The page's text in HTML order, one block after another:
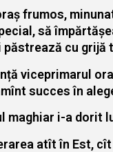
frumos,
să
cu grijă
viceprimarul
succes în
maghiar i-a dorit
atît în Est,